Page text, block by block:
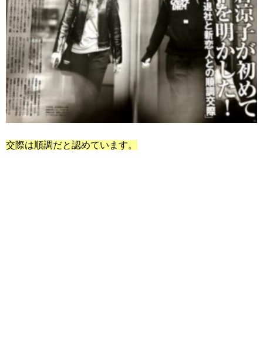
交際は順調だと認めています。